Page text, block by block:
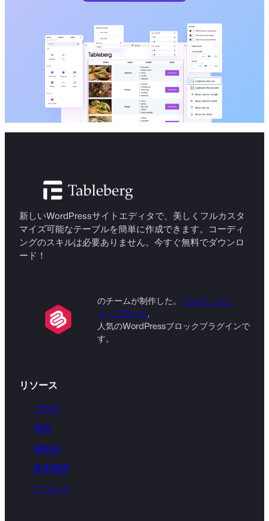
新しいWordPressサイトエディタで、美しくフルカスタ
マイズ可能なテーブルを簡単に作成できます。コーディ
ングのスキルは必要ありません。今すぐ無料でダウンロ
ード！
のチームが制作した。 アルティメッ
ト・ブロック,
人気のWordPressブロックプラグインで
す。
リソース
ブログ
資料
連絡先
変更履歴
について